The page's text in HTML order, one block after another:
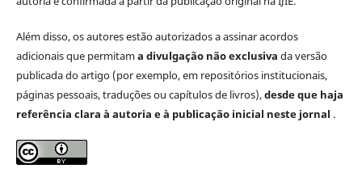
Além disso, os autores estão autorizados a assinar acordos
adicionais que permitama divulgação não exclusiva da versão
publicada do artigo (por exemplo, em repositórios institucionais,
páginas pessoais, traduções ou capítulos de livros),desde que haja
referência clara à autoria e à publicação inicial neste jornal .